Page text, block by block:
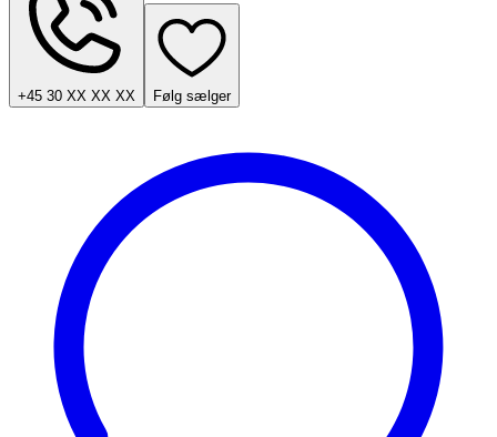
+45 30 XX XX XX Følg sælger